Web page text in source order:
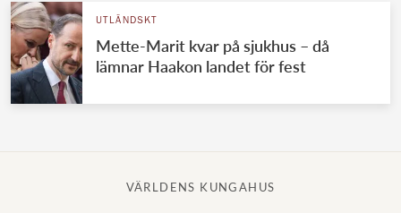
UTLÄNDSKT
Mette-Marit kvar på sjukhus – då
lämnar Haakon landet för fest
VÄRLDENS KUNGAHUS